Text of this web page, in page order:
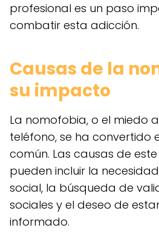
profesional es un paso
combatir esta adicción.
Causas de la
su impacto
La nomofobia, o el miedo
teléfono, se ha convertido
común. Las causas de
pueden incluir la
social, la búsqueda de
sociales y el deseo de
informado.